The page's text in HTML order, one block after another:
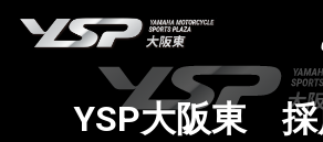
YSP大阪東 採